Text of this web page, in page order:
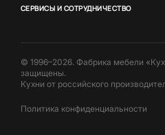
СЕРВИСЫ И СОТРУДНИЧЕСТВО
© 1996–2026. Фабрика мебели
защищены.
Кухни от российского
Политика конфиденциальности